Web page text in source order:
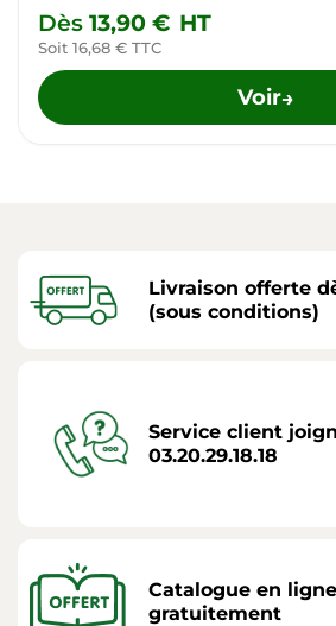
Dès 13,90 € HT
Soit 16,68 € TTC
Voir→
Livraison offerte
(sous conditions)
Service client
03.20.29.18.18
Catalogue en
gratuitement